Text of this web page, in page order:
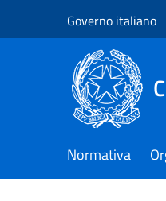
Governo italiano
Normativa